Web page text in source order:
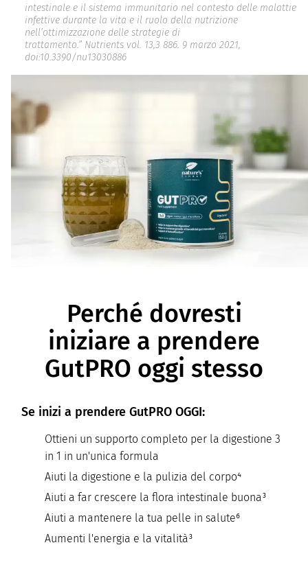
intestinale e il sistema immunitario nel contesto delle malattie
infettive durante la vita e il ruolo della nutrizione
nell’ottimizzazione delle strategie di
trattamento.” Nutrients vol. 13,3 886. 9 marzo 2021,
doi:10.3390/nu13030886
Perché dovresti
iniziare a prendere
GutPRO oggi stesso
Se inizi a prendere GutPRO OGGI:
Ottieni un supporto completo per la digestione 3
in 1 in un'unica formula
Aiuti la digestione e la pulizia del corpo⁴
Aiuti a far crescere la flora intestinale buona³
Aiuti a mantenere la tua pelle in salute⁶
Aumenti l'energia e la vitalità³